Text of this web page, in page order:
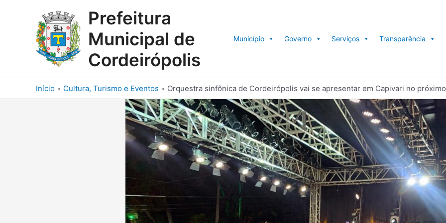
Prefeitura
Municipal de
Cordeirópolis
Município Governo Serviços Transparência
Início Cultura, Turismo e Eventos Orquestra sinfônica de Cordeirópolis vai se apresentar em Capivari no